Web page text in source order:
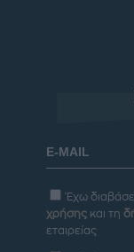
Έχω
χρήσης και τη
εταιρείας